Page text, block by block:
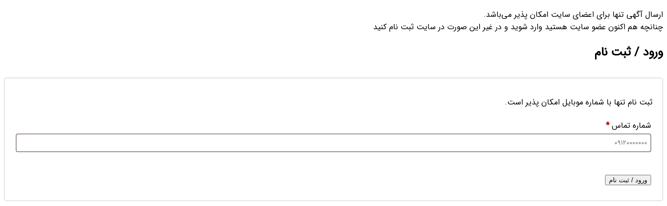
ارسال آگهی تنها برای اعضای سایت امکان پذیر می‌باشد.
چنانچه هم‌ اکنون عضو سایت هستید وارد شوید و در غیر این صورت در سایت ثبت نام کنید
ورود / ثبت نام
ثبت نام تنها با شماره موبایل امکان پذیر است.
شماره تماس*
ورود / ثبت نام